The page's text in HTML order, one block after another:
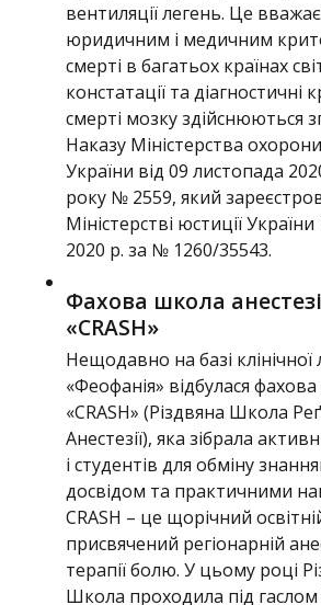
вентиляції легень. Це
юридичним і медичним
смерті в багатьох країнах
констатації та діагностичні
смерті мозку здійснюються
Наказу Міністерства
України від 09 листопада
року № 2559, який
Міністерстві юстиції
2020 р. за № 1260/35543.
Фахова школа
«CRASH»
Нещодавно на базі клінічної
«Феофанія» відбулася
«CRASH» (Різдвяна Школа
Анестезії), яка зібрала
і студентів для обміну
досвідом та практичними
CRASH – це щорічний
присвячений регіонарній
терапії болю. У цьому році
Школа проходила під гаслом